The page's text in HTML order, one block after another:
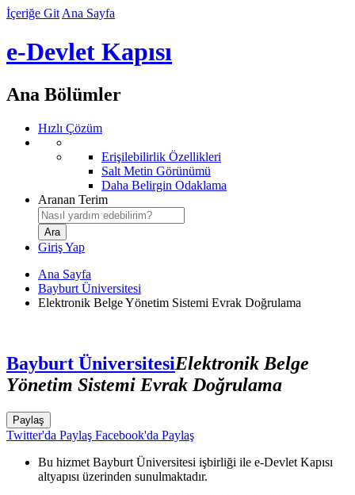
İçeriğe Git Ana Sayfa
e-Devlet Kapısı
Ana Bölümler
Hızlı Çözüm
Erişilebilirlik Özellikleri
Salt Metin Görünümü
Daha Belirgin Odaklama
Aranan Terim
Giriş Yap
Ana Sayfa
Bayburt Üniversitesi
Elektronik Belge Yönetim Sistemi Evrak Doğrulama
Bayburt ÜniversitesiElektronik Belge
Yönetim Sistemi Evrak Doğrulama
Paylaş
Twitter'da Paylaş Facebook'da Paylaş
Bu hizmet Bayburt Üniversitesi işbirliği ile e-Devlet Kapısı
altyapısı üzerinden sunulmaktadır.